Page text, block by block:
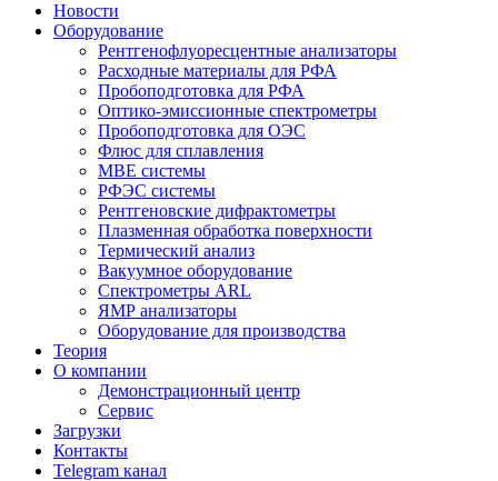
Новости
Оборудование
Рентгенофлуоресцентные анализаторы
Расходные материалы для РФА
Пробоподготовка для РФА
Оптико-эмиссионные спектрометры
Пробоподготовка для ОЭС
Флюс для сплавления
MBE системы
РФЭС системы
Рентгеновские дифрактометры
Плазменная обработка поверхности
Термический анализ
Вакуумное оборудование
Спектрометры ARL
ЯМР анализаторы
Оборудование для производства
Теория
О компании
Демонстрационный центр
Сервис
Загрузки
Контакты
Telegram канал